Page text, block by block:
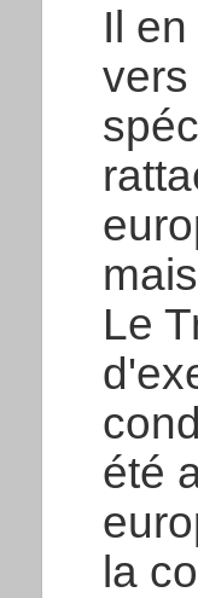
Il
Le
été
la